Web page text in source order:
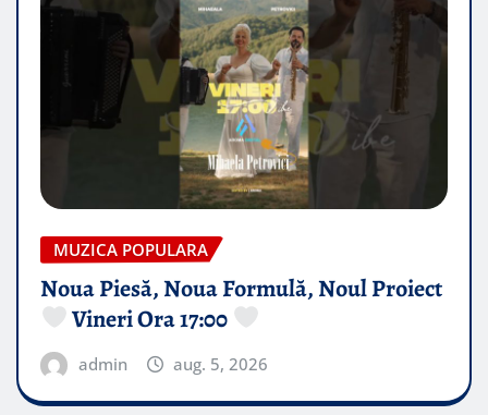
MUZICA POPULARA
Noua Piesă, Noua Formulă, Noul Proiect
Vineri Ora 17:00
admin aug. 5, 2026